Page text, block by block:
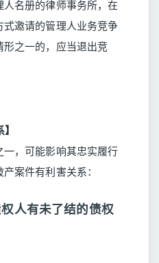
名册的律师事务所，在
邀请的管理人业务竞争
之一的，应当退出竞
，可能影响其忠实履行
案件有利害关系：
权人有未了结的债权